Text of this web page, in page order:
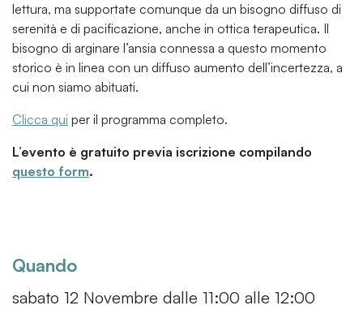
lettura, ma supportate comunque da un bisogno diffuso di
serenità e di pacificazione, anche in ottica terapeutica. Il
bisogno di arginare l’ansia connessa a questo momento
storico è in linea con un diffuso aumento dell’incertezza, a
cui non siamo abituati.
Clicca qui per il programma completo.
L’evento è gratuito previa iscrizione compilando
questo form.
Quando
sabato 12 Novembre dalle 11:00 alle 12:00